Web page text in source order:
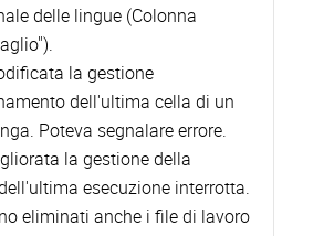
delle lingue (Colonna
la gestione
dell'ultima cella di un
Poteva segnalare errore.
la gestione della
esecuzione interrotta.
eliminati anche i file di lavoro